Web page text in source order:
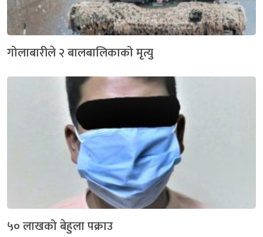
गोलाबारीले २ बालबालिकाको मृत्यु
५० लाखको बेहुला पक्राउ